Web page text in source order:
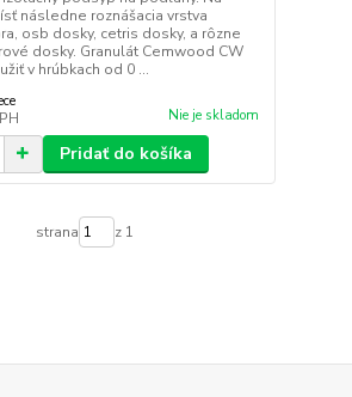
následne roznášacia vrstva
osb dosky, cetris dosky, a rôzne
dosky. Granulát Cemwood CW
v hrúbkach od 0 ...
Nie je skladom
Pridať do košíka
strana z 1